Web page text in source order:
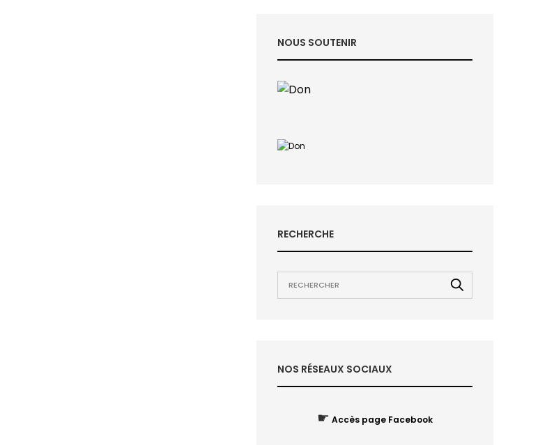
NOUS SOUTENIR
RECHERCHE
NOS RÉSEAUX SOCIAUX
☛ Accès page Facebook